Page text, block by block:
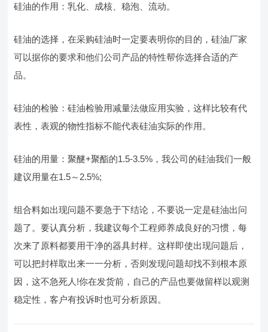
硅油的作用：乳化、成核、稳泡、流动。
硅油的选择，在采购硅油时一定要表明你的目的，硅油厂家
可以据你的要求和他们公司产品的特性帮你选择合适的产
品。
硅油的检验：硅油检验用减量法做应用实验，这样比较有代
表性，表观的物性指标不能代表硅油实际的作用。
硅油的用量：聚醚+聚酯的1.5-3.5%，我公司的硅油我们一般
建议用量在1.5～2.5%;
组合料如出现问题不要急于下结论，不要说一定是硅油出问
题了。要认真分析，我建议每个工程师养成良好的习惯，每
次来了原料都要用干净的器具封样。这样即使出现问题后，
可以把封样取出来一一分析，否则发现问题却找不到根本原
因，这不急死人!你在发货前，自己的产品也要做留样以观测
稳定性，客户有投诉时也可分析原因。